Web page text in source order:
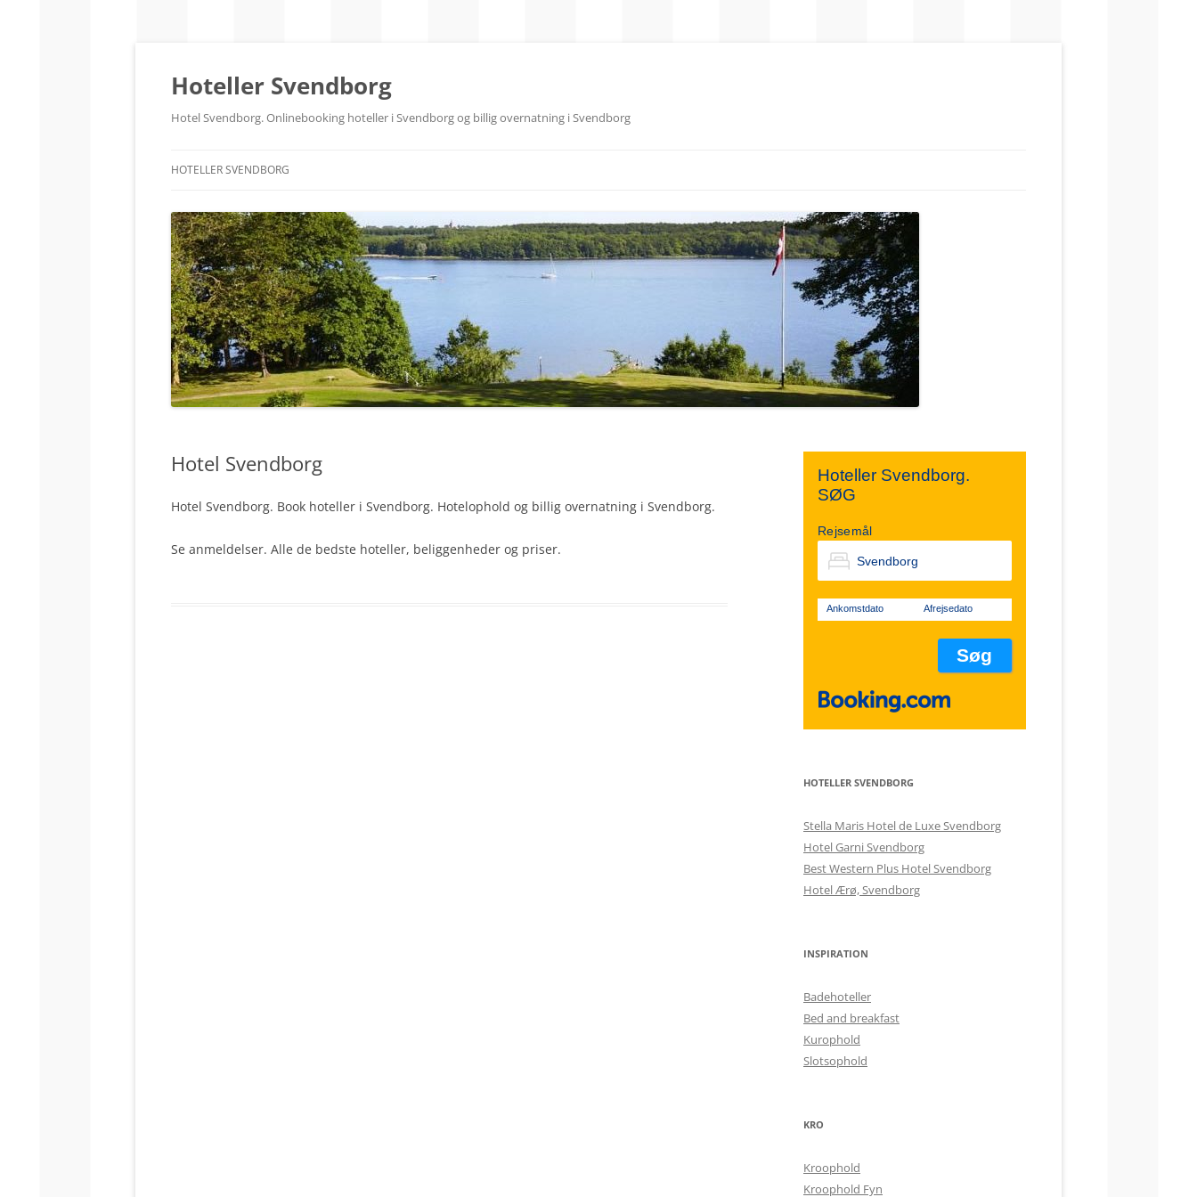
Hoteller Svendborg
Hotel Svendborg. Onlinebooking hoteller i Svendborg og billig overnatning i Svendborg
HOTELLER SVENDBORG
Hotel Svendborg
Hotel Svendborg. Book hoteller i Svendborg. Hotelophold og billig overnatning i Svendborg.
Se anmeldelser. Alle de bedste hoteller, beliggenheder og priser.
Hoteller Svendborg.
SØG
Rejsemål
Ankomstdato Afrejsedato
HOTELLER SVENDBORG
Stella Maris Hotel de Luxe Svendborg
Hotel Garni Svendborg
Best Western Plus Hotel Svendborg
Hotel Ærø, Svendborg
INSPIRATION
Badehoteller
Bed and breakfast
Kurophold
Slotsophold
KRO
Kroophold
Kroophold Fyn